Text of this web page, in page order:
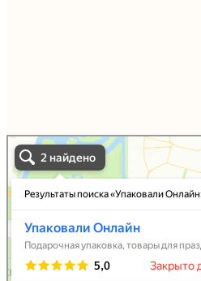
Упаковали Онлайн в Москве
Москва